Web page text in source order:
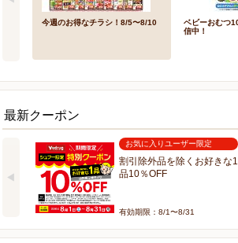
今週のお得なチラシ！8/5〜8/10
ベビーおむつ
信中！
最新クーポン
お気に入りユーザー限定
割引除外品を除くお好きな1
品10％OFF
有効期限：8/1〜8/31